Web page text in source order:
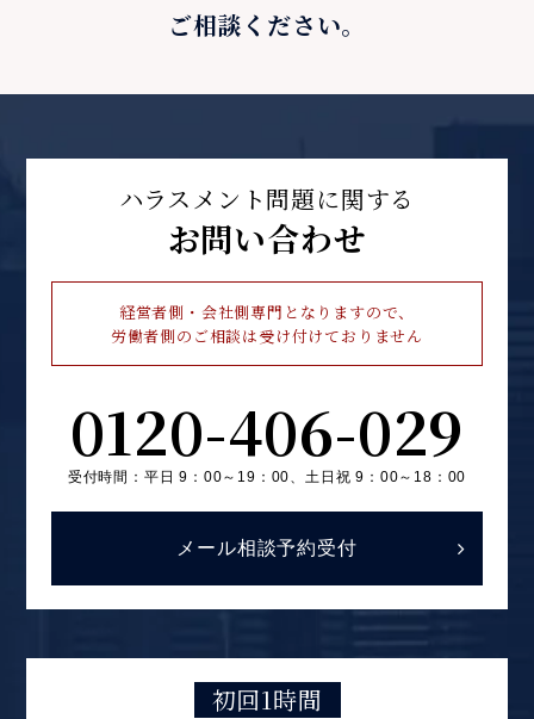
ご相談ください。
ハラスメント問題に関する
お問い合わせ
経営者側・会社側専門となりますので、
労働者側のご相談は受け付けておりません
0120-406-029
受付時間：平日 9：00～19：00、 土日祝 9：00～18：00
メール相談予約受付
初回1時間